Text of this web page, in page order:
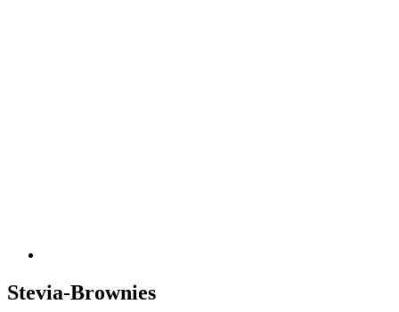
Stevia-Brownies